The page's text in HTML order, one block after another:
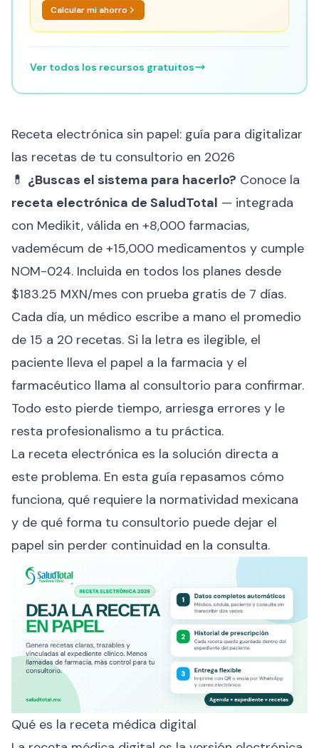
Calcular mi ahorro
Ver todos los recursos gratuitos
Receta electrónica sin papel: guía para digitalizar
las recetas de tu consultorio en 2026
💊 ¿Buscas el sistema para hacerlo? Conoce la
receta electrónica de SaludTotal — integrada
con Medikit, válida en +8,000 farmacias,
vademécum de +15,000 medicamentos y cumple
NOM-024. Incluida en todos los planes desde
$183.25 MXN/mes con prueba gratis de 7 días.
Cada día, un médico escribe a mano el promedio
de 15 a 20 recetas. Si la letra es ilegible, el
paciente lleva el papel a la farmacia y el
farmacéutico llama al consultorio para confirmar.
Todo esto pierde tiempo, arriesga errores y le
resta profesionalismo a tu práctica.
La receta electrónica es la solución directa a
este problema. En esta guía repasamos cómo
funciona, qué requiere la normatividad mexicana
y de qué forma tu consultorio puede dejar el
papel sin perder continuidad en la consulta.
Qué es la receta médica digital